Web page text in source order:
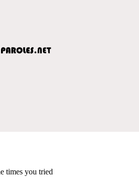
times you tried